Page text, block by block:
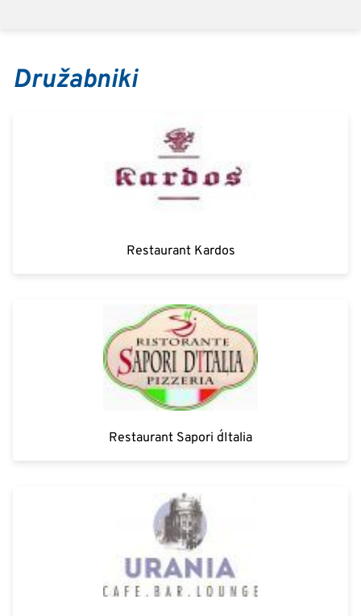
Družabniki
Restaurant Kardos
Restaurant Sapori d´Italia